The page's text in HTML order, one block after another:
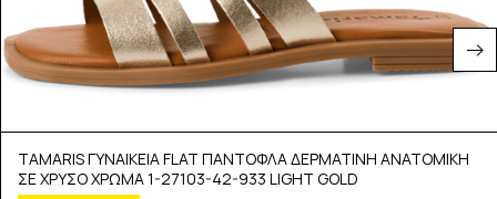
TAMARIS ΓΥΝΑΙΚΕΙΑ FLAT ΠΑΝΤΟΦΛΑ ΔΕΡΜΑΤΙΝΗ ΑΝΑΤΟΜΙΚΗ
ΣΕ ΧΡΥΣΟ ΧΡΩΜΑ 1-27103-42-933 LIGHT GOLD